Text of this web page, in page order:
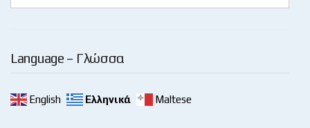
Language – Γλώσσα
English Ελληνικά Maltese